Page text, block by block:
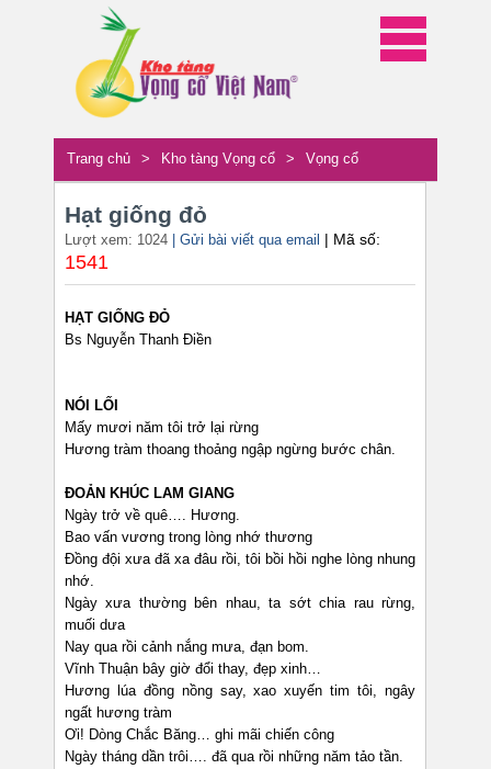
Trang chủ > Kho tàng Vọng cổ > Vọng cổ
Hạt giống đỏ
Lượt xem: 1024 | Gửi bài viết qua email | Mã số:
1541
HẠT GIỐNG ĐỎ
Bs Nguyễn Thanh Điền
NÓI LỐI
Mấy mươi năm tôi trở lại rừng
Hương tràm thoang thoảng ngập ngừng bước chân.
ĐOẢN KHÚC LAM GIANG
Ngày trở về quê…. Hương.
Bao vấn vương trong lòng nhớ thương
Đồng đội xưa đã xa đâu rồi, tôi bồi hồi nghe lòng nhung
nhớ.
Ngày xưa thường bên nhau, ta sớt chia rau rừng,
muối dưa
Nay qua rồi cảnh nắng mưa, đạn bom.
Vĩnh Thuận bây giờ đổi thay, đẹp xinh…
Hương lúa đồng nồng say, xao xuyến tim tôi, ngây
ngất hương tràm
Ơi! Dòng Chắc Băng… ghi mãi chiến công
Ngày tháng dần trôi…. đã qua rồi những năm tảo tần.